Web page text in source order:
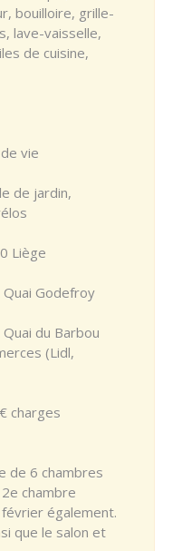
bouilloire, grille-
lave-vaisselle,
de cuisine,
vie
de jardin,
Liège
Quai Godefroy
du Barbou
(Lidl,
charges
de 6 chambres
chambre
également.
que le salon et